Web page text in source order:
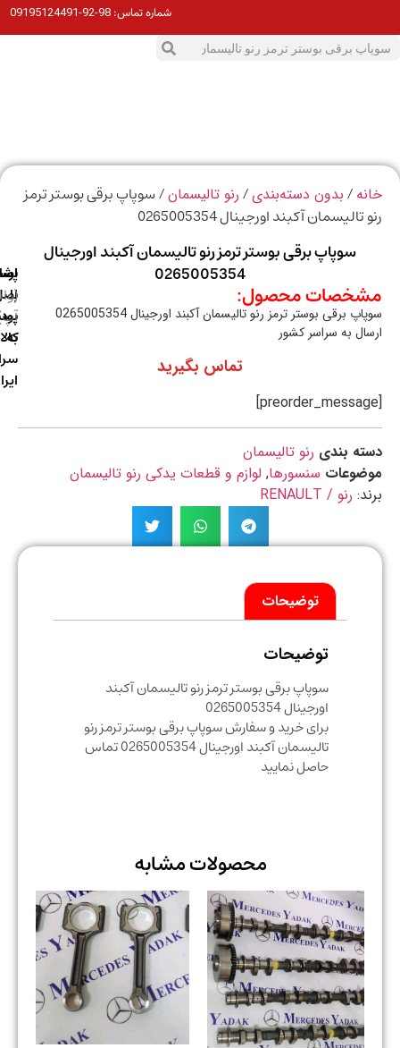
شماره تماس:98-92-09195124491
/بدون دسته‌بندی/رنو تالیسمان/ سوپاپ برقی بوستر ترمز
آکبند اورجینال 0265005354
سوپاپ برقی بوستر ترمز رنو تالیسمان آکبند اورجینال
0265005354
محصول:
برقی بوستر ترمز رنو تالیسمان آکبند اورجینال 0265005354
به سراسر کشور
تماس بگیرید
بندی رنو تالیسمان
سنسورها,لوازم و قطعات یدکی رنو تالیسمان
رنو / RENAULT
سراسر
اصالت
پشتیبانی
(واتس
توضیحات
توضیحات
سوپاپ برقی بوستر ترمز رنو تالیسمان آکبند
اورجینال 0265005354
برای خرید و سفارش سوپاپ برقی بوستر ترمز رنو
تالیسمان آکبند اورجینال 0265005354 تماس
حاصل نمایید
محصولات مشابه